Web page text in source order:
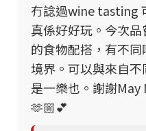
冇諗過wine tasting
真係好好玩。今次
的食物配搭，有不
境界。可以與來自
是一樂也。謝謝May
🫶🏼💕